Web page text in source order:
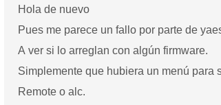
Hola de nuevo
Pues me parece un fallo por parte de
A ver si lo arreglan con algún firmware.
Simplemente que hubiera un menú para
Remote o alc.